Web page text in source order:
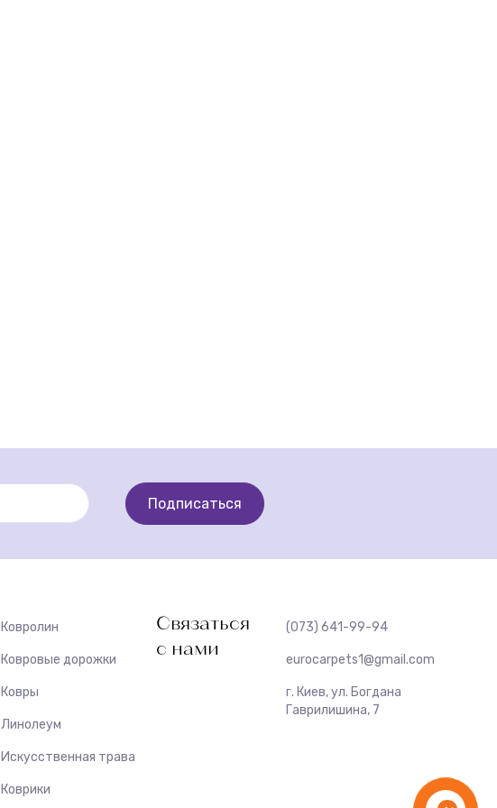
Подписаться
Ковролин
Ковровые дорожки
Ковры
Линолеум
Искусственная трава
Коврики
Связаться
с нами
(073) 641-99-94
eurocarpets1@gmail.com
г. Киев, ул. Богдана
Гаврилишина, 7